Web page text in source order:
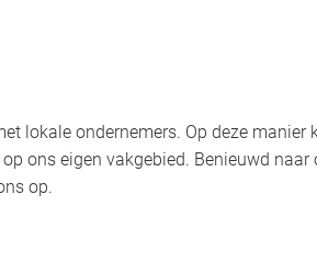
lokale ondernemers. Op deze manier
ons eigen vakgebied. Benieuwd naar
op.